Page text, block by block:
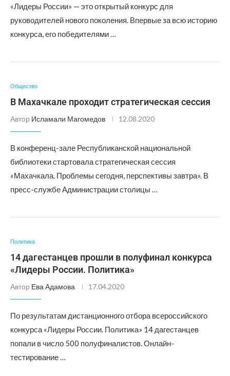
«Лидеры России» — это открытый конкурс для
руководителей нового поколения. Впервые за всю историю
конкурса, его победителями …
Общество
В Махачкале проходит стратегическая сессия
Автор Исламали Магомедов 12.08.2020
В конференц-зале Республиканской национальной
библиотеки стартовала стратегическая сессия
«Махачкала. Проблемы сегодня, перспективы завтра». В
пресс-службе Администрации столицы …
Политика
14 дагестанцев прошли в полуфинал конкурса
«Лидеры России. Политика»
Автор Ева Адамова 17.04.2020
По результатам дистанционного отбора всероссийского
конкурса «Лидеры России. Политика» 14 дагестанцев
попали в число 500 полуфиналистов. Онлайн-
тестирование …